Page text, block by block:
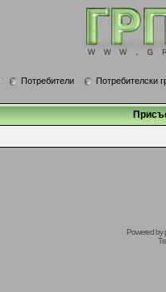
Потребители
Потребителски
Powered by